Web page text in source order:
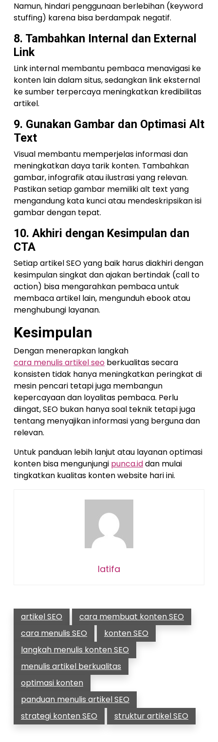
Namun, hindari penggunaan berlebihan (keyword
stuffing) karena bisa berdampak negatif.
8. Tambahkan Internal dan External
Link
Link internal membantu pembaca menavigasi ke
konten lain dalam situs, sedangkan link eksternal
ke sumber terpercaya meningkatkan kredibilitas
artikel.
9. Gunakan Gambar dan Optimasi Alt
Text
Visual membantu memperjelas informasi dan
meningkatkan daya tarik konten. Tambahkan
gambar, infografik atau ilustrasi yang relevan.
Pastikan setiap gambar memiliki alt text yang
mengandung kata kunci atau mendeskripsikan isi
gambar dengan tepat.
10. Akhiri dengan Kesimpulan dan
CTA
Setiap artikel SEO yang baik harus diakhiri dengan
kesimpulan singkat dan ajakan bertindak (call to
action) bisa mengarahkan pembaca untuk
membaca artikel lain, mengunduh ebook atau
menghubungi layanan.
Kesimpulan
Dengan menerapkan langkah
cara menulis artikel seo berkualitas secara
konsisten tidak hanya meningkatkan peringkat di
mesin pencari tetapi juga membangun
kepercayaan dan loyalitas pembaca. Perlu
diingat, SEO bukan hanya soal teknik tetapi juga
tentang menyajikan informasi yang berguna dan
relevan.
Untuk panduan lebih lanjut atau layanan optimasi
konten bisa mengunjungi punca.iddan mulai
tingkatkan kualitas konten website hari ini.
latifa
artikel SEO
cara membuat konten SEO
cara menulis SEO
konten SEO
langkah menulis konten SEO
menulis artikel berkualitas
optimasi konten
panduan menulis artikel SEO
strategi konten SEO
struktur artikel SEO